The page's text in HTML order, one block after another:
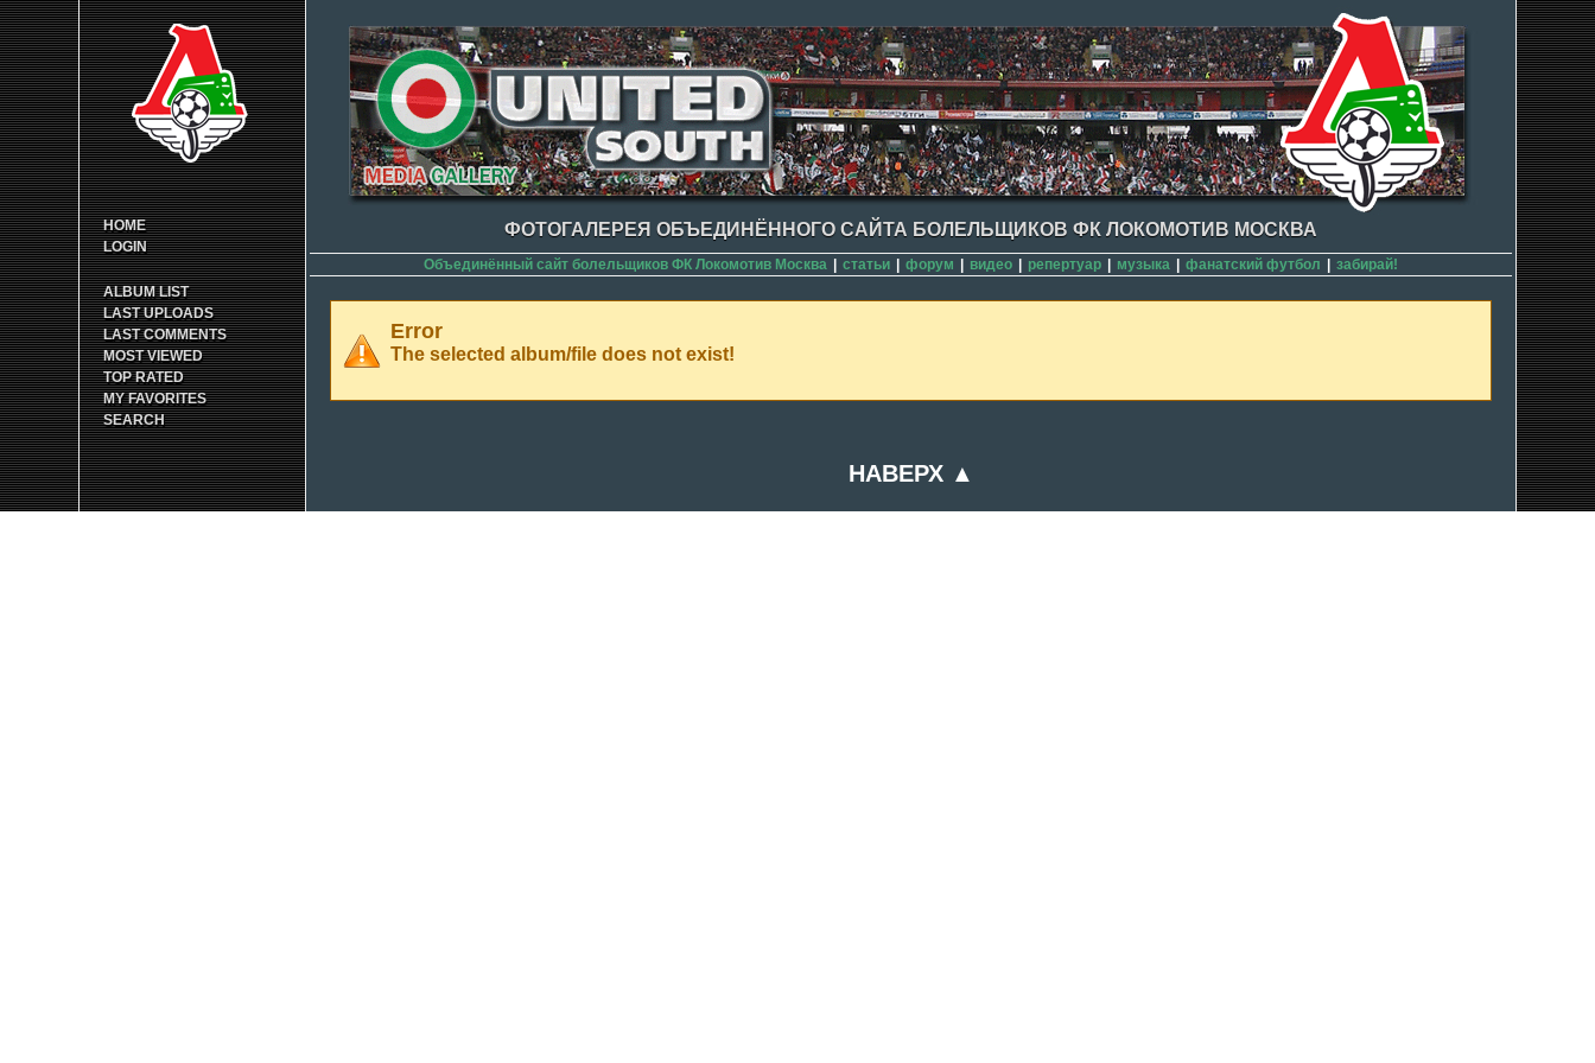
HOME
LOGIN
ALBUM LIST
LAST UPLOADS
LAST COMMENTS
MOST VIEWED
TOP RATED
MY FAVORITES
SEARCH
ФОТОГАЛЕРЕЯ ОБЪЕДИНЁННОГО САЙТА БОЛЕЛЬЩИКОВ ФК ЛОКОМОТИВ МОСКВА
Объединённый сайт болельщиков ФК Локомотив Москва статьи форум видео репертуар музыка фанатский футбол забирай!
Error
The selected album/file does not exist!
НАВЕРХ ▲